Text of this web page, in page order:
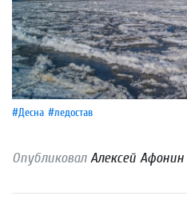
#Десна #ледостав
ОпубликовалАлексей Афонин